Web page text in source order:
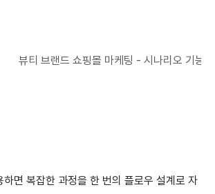
뷰티 브랜드 쇼핑몰 마케팅 - 시나리오 기능
하면 복잡한 과정을 한 번의 플로우 설계로 자